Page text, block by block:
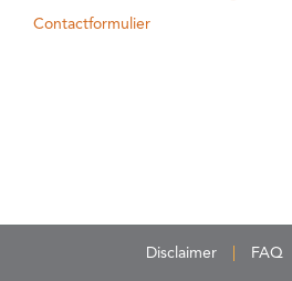
Contactformulier
Disclaimer FAQ